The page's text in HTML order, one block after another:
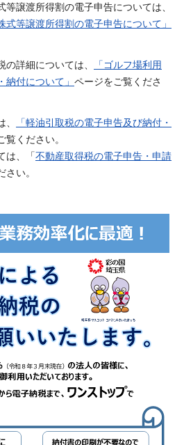
譲渡所得割の電子申告については、
式等譲渡所得割の電子申告について」
詳細については、
「ゴルフ場利用
付について」 ページをご覧くださ
「軽油引取税の電子申告及び納付・
覧ください。
は、「不動産取得税の電子申告・申請
さい。